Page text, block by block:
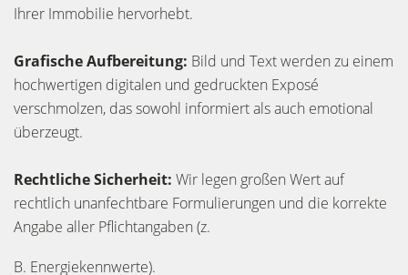
Ihrer Immobilie hervorhebt.
Grafische Aufbereitung: Bild und Text werden zu einem
hochwertigen digitalen und gedruckten Exposé
verschmolzen, das sowohl informiert als auch emotional
überzeugt.
Rechtliche Sicherheit: Wir legen großen Wert auf
rechtlich unanfechtbare Formulierungen und die korrekte
Angabe aller Pflichtangaben (z.
B. Energiekennwerte).